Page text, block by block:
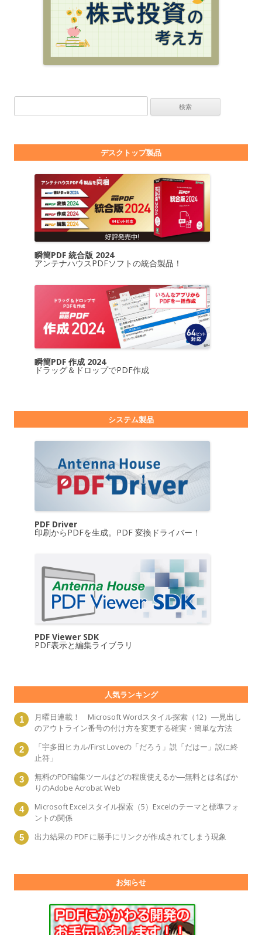
デスクトップ製品
瞬簡PDF 統合版 2024
アンテナハウスPDFソフトの統合製品！
瞬簡PDF 作成 2024
ドラッグ＆ドロップでPDF作成
システム製品
PDF Driver
印刷からPDFを生成。PDF 変換ドライバー！
PDF Viewer SDK
PDF表示と編集ライブラリ
人気ランキング
月曜日連載！ Microsoft Wordスタイル探索（12）―見出し
のアウトライン番号の付け方を変更する確実・簡単な方法
「宇多田ヒカル/First Loveの「だろう」説「だはー」説に終
止符」
無料のPDF編集ツールはどの程度使えるか―無料とは名ばか
りのAdobe Acrobat Web
Microsoft Excelスタイル探索（5）Excelのテーマと標準フォ
ントの関係
出力結果の PDF に勝手にリンクが作成されてしまう現象
お知らせ